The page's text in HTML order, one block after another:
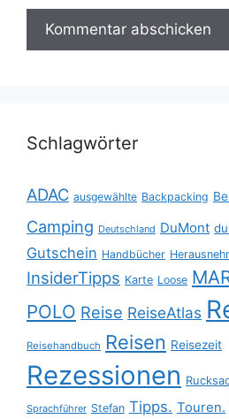
Schlagwörter
ADAC ausgewählte Backpacking
Camping Deutschland DuMont
Gutschein Handbücher
InsiderTipps Karte Loose
POLO Reise ReiseAtlas
Reisehandbuch Reisen Reisezeit
Rezessionen
Sprachführer Stefan Tipps. Touren.